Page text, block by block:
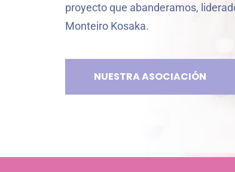
proyecto que abanderamos,
Monteiro Kosaka.
NUESTRA ASOCIACIÓN